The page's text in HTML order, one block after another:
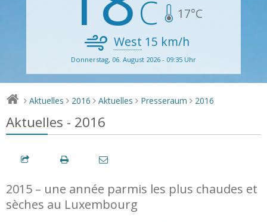
17°C
West 15 km/h
Donnerstag, 06. August 2026 - 09:35 Uhr
> Aktuelles > 2016 > Aktuelles > Presseraum > 2016
Aktuelles - 2016
2015 – une année parmis les plus chaudes et
sèches au Luxembourg